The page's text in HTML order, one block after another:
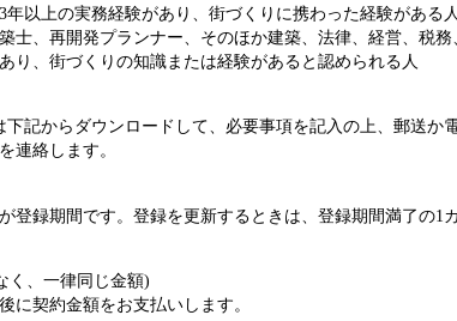
以上の実務経験があり、街づくりに携わった経験がある人
、再開発プランナー、そのほか建築、法律、経営、税
、街づくりの知識または経験があると認められる人
記からダウンロードして、必要事項を記入の上、郵送
連絡します。
登録期間です。登録を更新するときは、登録期間満了の1
く、一律同じ金額)
契約金額をお支払いします。